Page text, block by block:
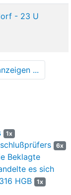
bekannt,
der A.-GmbH
über die
Anlagenband
mit
gemäß
Anlagenband
„Lage
- 23 U
...
1x
6x
Beklagte
es sich
HGB
1x